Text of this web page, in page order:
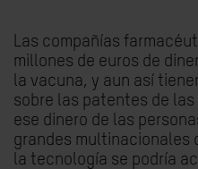
Las compañías
millones de euros de
la vacuna, y aun así
sobre las patentes de
ese dinero de las
grandes multinacionales
la tecnología se podría